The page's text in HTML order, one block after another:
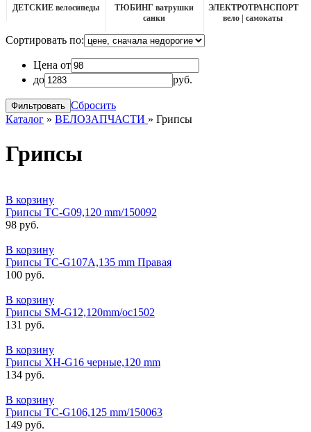
ДЕТСКИЕ велосипеды
ТЮБИНГ ватрушки
санки
ЭЛЕКТРОТРАНСПОРТ
вело | самокаты
Сортировать по:
Цена от
до
руб.
Сбросить
Каталог » ВЕЛОЗАПЧАСТИ » Грипсы
Грипсы
В корзину
Грипсы TС-G09,120 mm/150092
98 руб.
В корзину
Грипсы TС-G107А,135 mm Правая
100 руб.
В корзину
Грипсы SM-G12,120mm/ос1502
131 руб.
В корзину
Грипсы XH-G16 черные,120 mm
134 руб.
В корзину
Грипсы TС-G106,125 mm/150063
149 руб.